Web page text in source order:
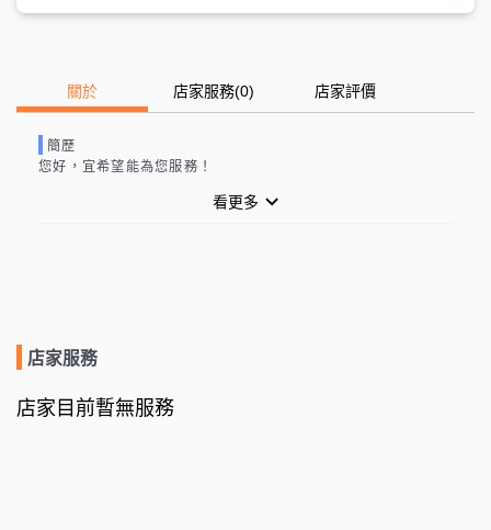
關於 店家服務(0) 店家評價
簡歷
您好， 宜希望能為您服務！
看更多
店家服務
店家目前暫無服務